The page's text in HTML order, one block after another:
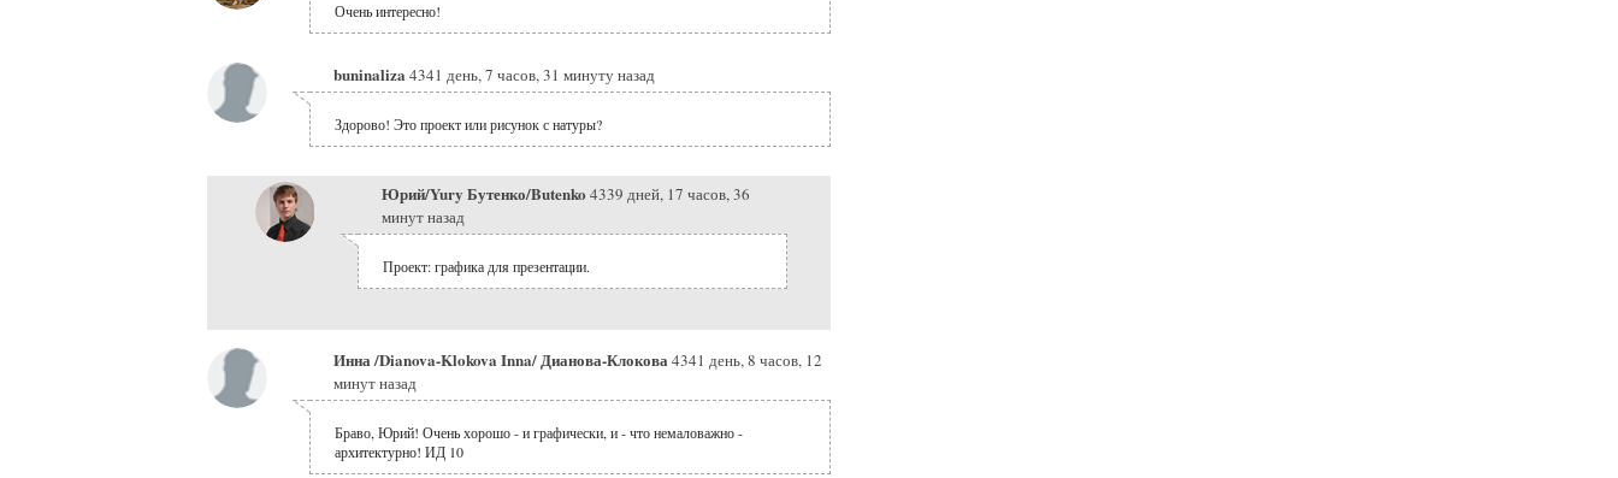
Очень интересно!
buninaliza 4341 день, 7 часов, 31 минуту назад
Здорово! Это проект или рисунок с натуры?
Юрий/Yury Бутенко/Butenko 4339 дней, 17 часов, 36
минут назад
Проект: графика для презентации.
Инна /Dianova-Klokova Inna/ Дианова-Клокова4341 день, 8 часов, 12
минут назад
Браво, Юрий! Очень хорошо - и графически, и - что немаловажно -
архитектурно! ИД 10